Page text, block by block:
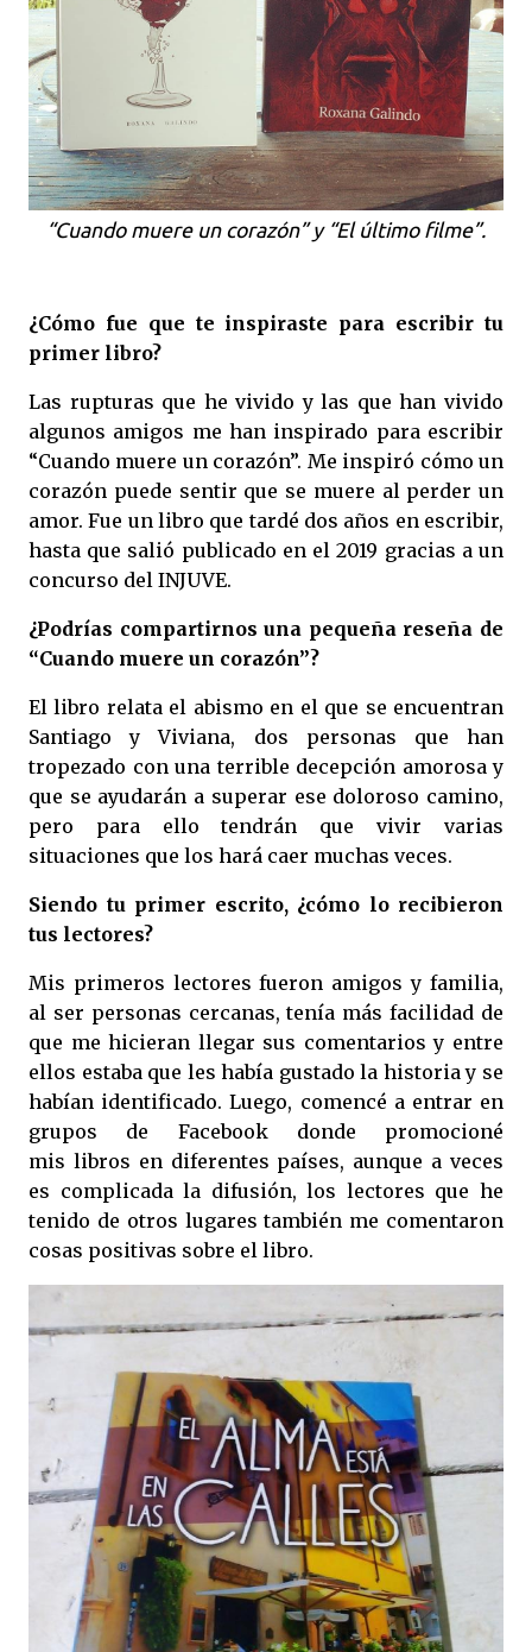
“Cuando muere un corazón” y “El último filme”.
¿Cómo fue que te inspiraste para escribir tu
primer libro?
Las rupturas que he vivido y las que han vivido
algunos amigos me han inspirado para escribir
“Cuando muere un corazón”. Me inspiró cómo un
corazón puede sentir que se muere al perder un
amor. Fue un libro que tardé dos años en escribir,
hasta que salió publicado en el 2019 gracias a un
concurso del INJUVE.
¿Podrías compartirnos una pequeña reseña de
“Cuando muere un corazón”?
El libro relata el abismo en el que se encuentran
Santiago y Viviana, dos personas que han
tropezado con una terrible decepción amorosa y
que se ayudarán a superar ese doloroso camino,
pero para ello tendrán que vivir varias
situaciones que los hará caer muchas veces.
Siendo tu primer escrito, ¿cómo lo recibieron
tus lectores?
Mis primeros lectores fueron amigos y familia,
al ser personas cercanas, tenía más facilidad de
que me hicieran llegar sus comentarios y entre
ellos estaba que les había gustado la historia y se
habían identificado. Luego, comencé a entrar en
grupos de Facebook donde promocioné
mis libros en diferentes países, aunque a veces
es complicada la difusión, los lectores que he
tenido de otros lugares también me comentaron
cosas positivas sobre el libro.